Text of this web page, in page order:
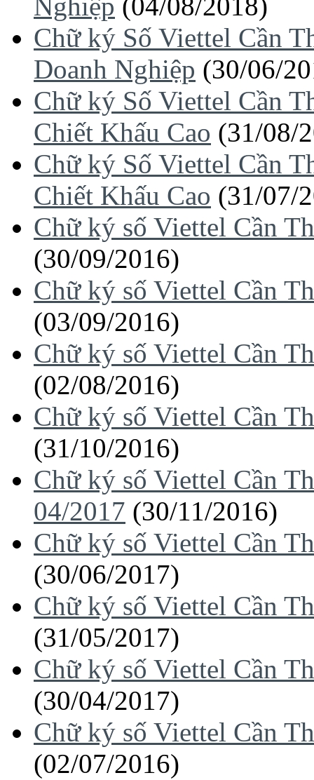
Nghiệp (04/08/2018)
Chữ ký Số Viettel Cần
Doanh Nghiệp (30/06/
Chữ ký Số Viettel Cần
Chiết Khấu Cao (31/08/
Chữ ký Số Viettel Cần
Chiết Khấu Cao (31/07/
Chữ ký số Viettel Cần
(30/09/2016)
Chữ ký số Viettel Cần
(03/09/2016)
Chữ ký số Viettel Cần
(02/08/2016)
Chữ ký số Viettel Cần
(31/10/2016)
Chữ ký số Viettel Cần
04/2017 (30/11/2016)
Chữ ký số Viettel Cần
(30/06/2017)
Chữ ký số Viettel Cần
(31/05/2017)
Chữ ký số Viettel Cần
(30/04/2017)
Chữ ký số Viettel Cần
(02/07/2016)